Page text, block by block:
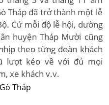
Tháp đã trở thành một lễ
Cứ mỗi độ lễ hội, dường
huyện Tháp Mười cũng
theo từng đoàn khách
lượt kéo về với đủ mọi
xe khách v.v.